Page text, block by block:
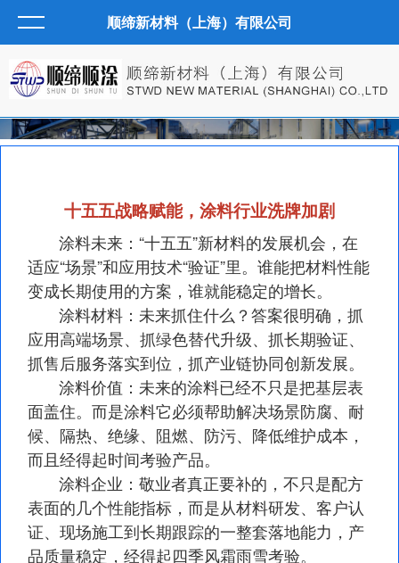
顺缔新材料（上海）有限公司
十五五战略赋能，涂料行业洗牌加剧
涂料未来：“十五五”新材料的发展机会，在
适应“场景”和应用技术“验证”里。谁能把材料性能
变成长期使用的方案，谁就能稳定的增长。
涂料材料：未来抓住什么？答案很明确，抓
应用高端场景、抓绿色替代升级、抓长期验证、
抓售后服务落实到位，抓产业链协同创新发展。
涂料价值：未来的涂料已经不只是把基层表
面盖住。而是涂料它必须帮助解决场景防腐、耐
候、隔热、绝缘、阻燃、防污、降低维护成本，
而且经得起时间考验产品。
涂料企业：敬业者真正要补的，不只是配方
表面的几个性能指标，而是从材料研发、客户认
证、现场施工到长期跟踪的一整套落地能力，产
品质量稳定，经得起四季风霜雨雪考验。